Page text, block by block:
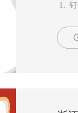
慈善
3
101
1.
2．
人认